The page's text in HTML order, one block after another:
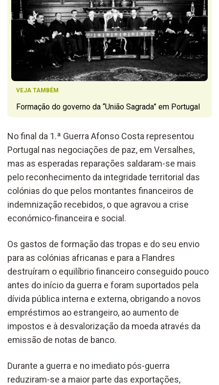
VEJA TAMBÉM
Formação do governo da “União Sagrada” em Portugal
No final da 1.ª Guerra Afonso Costa representou
Portugal nas negociações de paz, em Versalhes,
mas as esperadas reparações saldaram-se mais
pelo reconhecimento da integridade territorial das
colónias do que pelos montantes financeiros de
indemnização recebidos, o que agravou a crise
económico-financeira e social.
Os gastos de formação das tropas e do seu envio
para as colónias africanas e para a Flandres
destruíram o equilíbrio financeiro conseguido pouco
antes do início da guerra e foram suportados pela
dívida pública interna e externa, obrigando a novos
empréstimos ao estrangeiro, ao aumento de
impostos e à desvalorização da moeda através da
emissão de notas de banco.
Durante a guerra e no imediato pós-guerra
reduziram-se a maior parte das exportações,